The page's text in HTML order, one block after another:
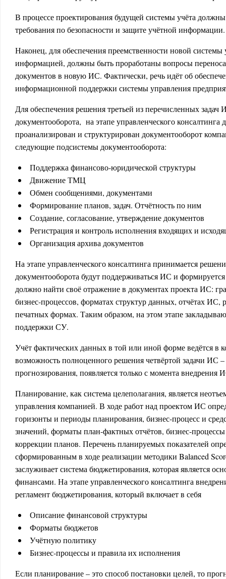
В процессе проектирования будущей системы учёта
требования по безопасности и защите учётной информации.
Наконец, для обеспечения преемственности новой системы
информацией, должны быть проработаны вопросы переноса
документов в новую ИС. Фактически, речь идёт об
информационной поддержки системы управления
Для обеспечения решения третьей из перечисленных
документооборота, на этапе управленческого консалтинга
проанализирован и структурирован документооборот
следующие подсистемы документооборота:
Поддержка финансово-юридической структуры
Движение ТМЦ
Обмен сообщениями, документами
Формирование планов, задач. Отчётность по ним
Создание, согласование, утверждение документов
Регистрация и контроль исполнения входящих и
Организация архива документов
На этапе управленческого консалтинга принимается
документооборота будут поддерживаться ИС и
должно найти своё отражение в документах проекта ИС:
бизнес-процессов, форматах структур данных, отчётах ИС,
печатных формах. Таким образом, на этом этапе
поддержки СУ.
Учёт фактических данных в той или иной форме ведётся в
возможность полноценного решения четвёртой задачи ИС
прогнозирования, появляется только с момента внедрения
Планирование, как система целеполагания, является
управления компанией. В ходе работ над проектом ИС
горизонты и периоды планирования, бизнес-процесс и
значений, форматы план-фактных отчётов, бизнес-
коррекции планов. Перечень планируемых показателей
сформированным в ходе реализации методики Balanced
заслуживает система бюджетирования, которая является
финансами. На этапе управленческого консалтинга
регламент бюджетирования, который включает в себя
Описание финансовой структуры
Форматы бюджетов
Учётную политику
Бизнес-процессы и правила их исполнения
Если планирование – это способ постановки целей, то